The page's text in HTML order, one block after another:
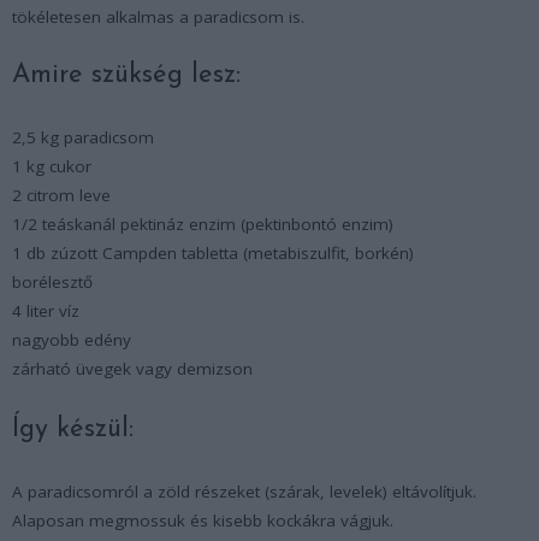
tökéletesen alkalmas a paradicsom is.
Amire szükség lesz:
2,5 kg paradicsom
1 kg cukor
2 citrom leve
1/2 teáskanál pektináz enzim (pektinbontó enzim)
1 db zúzott Campden tabletta (metabiszulfit, borkén)
borélesztő
4 liter víz
nagyobb edény
zárható üvegek vagy demizson
Így készül:
A paradicsomról a zöld részeket (szárak, levelek) eltávolítjuk.
Alaposan megmossuk és kisebb kockákra vágjuk.